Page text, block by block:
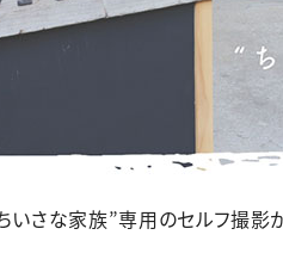
いさな家族”専用のセルフ撮影